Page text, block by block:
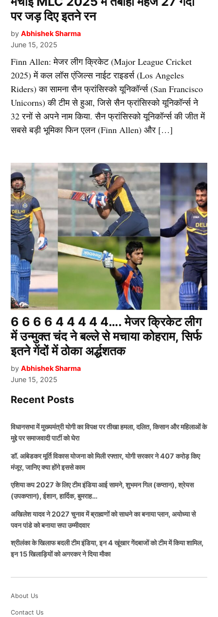
पर जड़ दिए इतने रन
by Abhishek Sharma
June 15, 2025
Finn Allen: मेजर लीग क्रिकेट (Major League Cricket
2025) में कल लॉस एंजिल्स नाईट राइडर्स (Los Angeles
Riders) का सामना सैन फ्रांसिस्को यूनिकॉर्न्स (San Francisco
Unicorns) की टीम से हुआ, जिसे सैन फ्रांसिस्को यूनिकॉर्न्स ने
32 रनों से अपने नाम किया. सैन फ्रांसिस्को यूनिकॉर्न्स की जीत में
सबसे बड़ी भूमिका फिन एलन (Finn Allen) और […]
6 6 6 6 4 4 4 4 4…. मेजर क्रिकेट लीग
में उन्मुक्त चंद ने बल्ले से मचाया कोहराम, सिर्फ
इतने गेंदों में ठोका अर्द्धशतक
by Abhishek Sharma
June 15, 2025
Recent Posts
विधानसभा में मुख्यमंत्री योगी का विपक्ष पर तीखा हमला, दलित, किसान और महिलाओं के
मुद्दे पर समाजवादी पार्टी को घेरा
डॉ. आंबेडकर मूर्ति विकास योजना को मिली रफ्तार, योगी सरकार ने 407 करोड़ किए
मंजूर, जानिए क्या होंगे इससे काम
एशिया कप 2027 के लिए टीम इंडिया आई सामने, शुभमन गिल (कप्तान), श्रेयस
(उपकप्तान), ईशान, हार्दिक, बुमराह…
अखिलेश यादव ने 2027 चुनाव में ब्राह्मणों को साधने का बनाया प्लान, अयोध्या से
पवन पांडे को बनाया सपा उम्मीदवार
श्रीलंका के खिलाफ बदली टीम इंडिया, इन 4 खूंखार गेंदबाजों को टीम में किया शामिल,
इन 15 खिलाड़ियों को अगरकर ने दिया मौका
About Us
Contact Us